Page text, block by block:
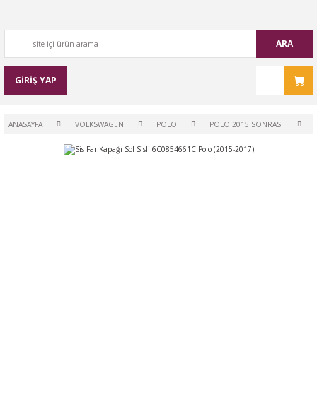
ARA
GİRİŞ YAP
ANASAYFA VOLKSWAGEN POLO POLO 2015 SONRASI